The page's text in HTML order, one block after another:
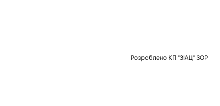
Розроблено КП "ЗІАЦ" ЗОР